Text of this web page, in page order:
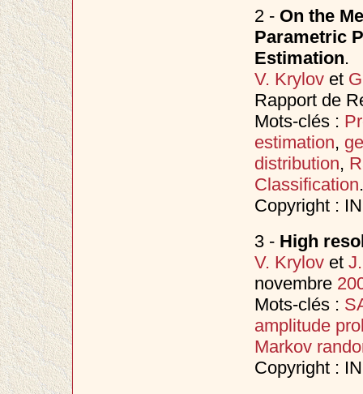
2 - On the
Parametric
Estimation.
V. Krylovet
Rapport de
Mots-clés :
estimation,
distribution,
Classification.
Copyright :
3 - High
V. Krylovet
novembre
Mots-clés :
amplitude
Markov
Copyright :